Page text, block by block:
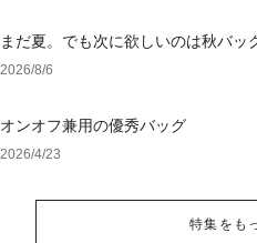
まだ夏。でも次に欲しいのは秋バッ
2026/8/6
オンオフ兼用の優秀バッグ
2026/4/23
特集をも